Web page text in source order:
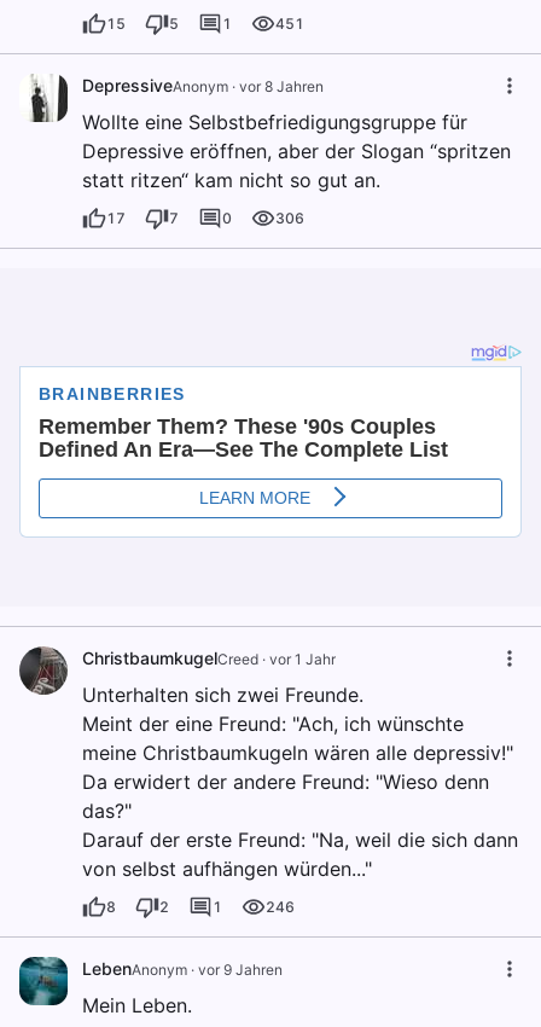
15 5 1 451
DepressiveAnonym · vor 8 Jahren
Wollte eine Selbstbefriedigungsgruppe für
Depressive eröffnen, aber der Slogan “spritzen
statt ritzen“ kam nicht so gut an.
17 7 0 306
ChristbaumkugelCreed · vor 1 Jahr
Unterhalten sich zwei Freunde.
Meint der eine Freund: "Ach, ich wünschte
meine Christbaumkugeln wären alle depressiv!"
Da erwidert der andere Freund: "Wieso denn
das?"
Darauf der erste Freund: "Na, weil die sich dann
von selbst aufhängen würden..."
8 2 1 246
LebenAnonym · vor 9 Jahren
Mein Leben.